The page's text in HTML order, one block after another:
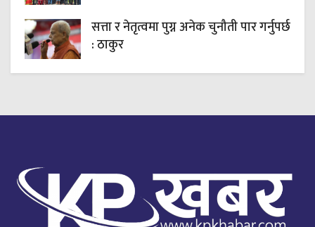
सत्ता र नेतृत्वमा पुग्न अनेक चुनौती पार गर्नुपर्छ
: ठाकुर